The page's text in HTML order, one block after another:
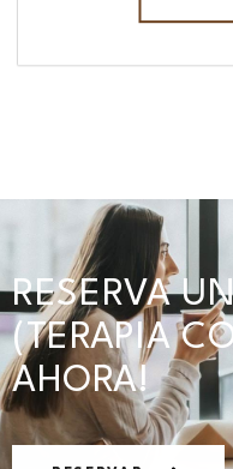
RESERVA
(TERAPIA
AHORA!